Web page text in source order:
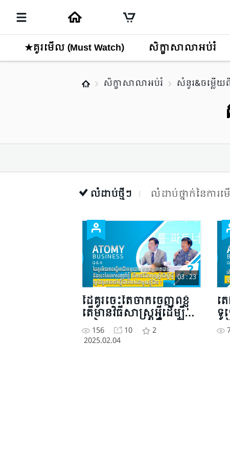
★គួរមើល (Must Watch) សិក្ខាសាលាអប់រំ
សិក្ខាសាលាអប់រំ សំនួរ&ចម្លើ
លំដាប់ថ្មីៗ លំដាប់ថ្នាក់នៃការ
03 : 23
ដែគូរចេះតែចាកចេញពីខ្ញុំ
តើមានវិធីសាស្រ្តអ្វីដើម្បីធ្វើ
ឲ្យដៃគូរអាចនៅធ្វើជាប់
លាប់ជាមួយខ្ញុំបាន?
156 10 2
2025.02.04
ត
ទូ
ទ
ជ